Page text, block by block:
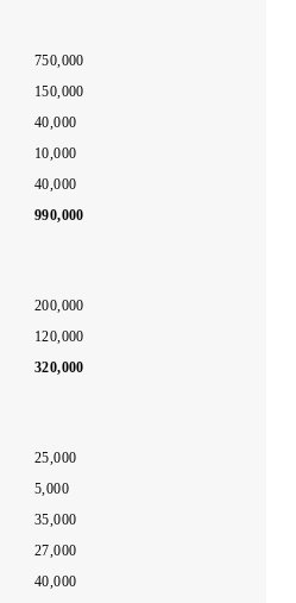
750,000
150,000
40,000
10,000
40,000
990,000
200,000
120,000
320,000
25,000
5,000
35,000
27,000
40,000